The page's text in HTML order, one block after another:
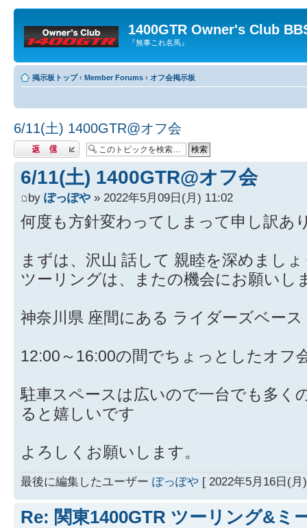
1400GTR Owner's Club
『無事これ名馬』
掲示板トップ ‹ Member Forums ‹ オフ会掲示板
6/11(土) 1400GTR@オフ会
返信する
6/11(土) 1400GTR@オフ会
by ぽっぽや » 2022年5月09日(月) 11:02
何度も方針変わってしまって申し訳あ
まずは、沢山 話して 親睦を深めまし
ツーリングは、またの機会にお願いし
神奈川県 座間にある ライダーズベー
12:00～16:00の間でちょっとしたオフ
駐車スペースは広いので一台でも多く
ると嬉しいです
よろしくお願いします。
最後に編集したユーザー ぽっぽや [ 2022年5月16日(
Re: 関東1400GTR ツーリング&ミ